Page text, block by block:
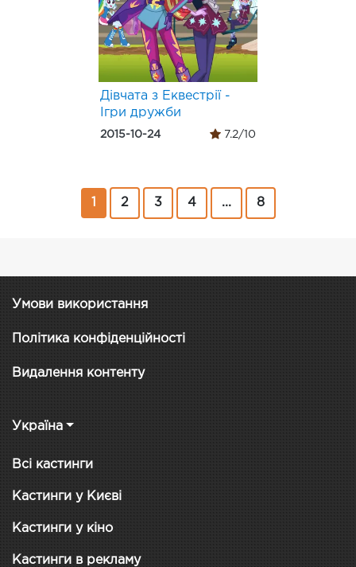
Дівчата з Еквестрії -
Ігри дружби
2015-10-24 7.2/10
2 3 4 ... 8
Умови використання
Політика конфіденційності
Видалення контенту
Україна
Всі кастинги
Кастинги у Києві
Кастинги у кіно
Кастинги в рекламу